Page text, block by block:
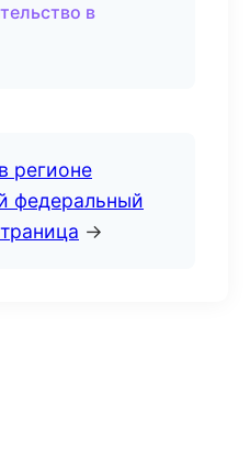
в
регионе
федеральный
→